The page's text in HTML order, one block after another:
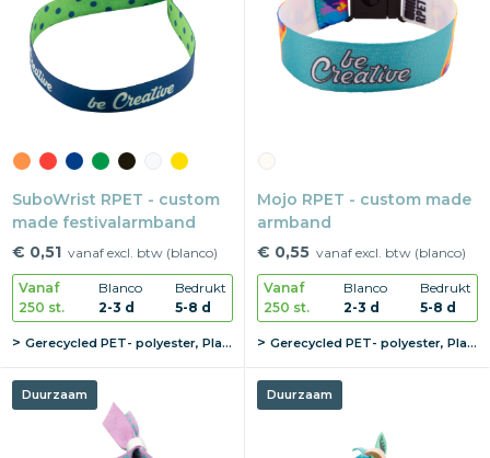
SuboWrist RPET - custom
made festivalarmband
€ 0,51 vanaf excl. btw (blanco)
Vanaf
250 st.
Blanco
2-3 d
Bedrukt
5-8 d
Gerecycled PET- polyester, Plastic
Mojo RPET - custom made
armband
€ 0,55 vanaf excl. btw (blanco)
Vanaf
250 st.
Blanco
2-3 d
Bedrukt
5-8 d
Gerecycled PET- polyester, Plastic
Duurzaam Duurzaam